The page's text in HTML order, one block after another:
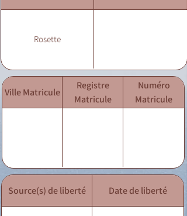
Rosette
Ville Matricule
Registre
Matricule
Numéro
Matricule
Source(s) de liberté Date de liberté